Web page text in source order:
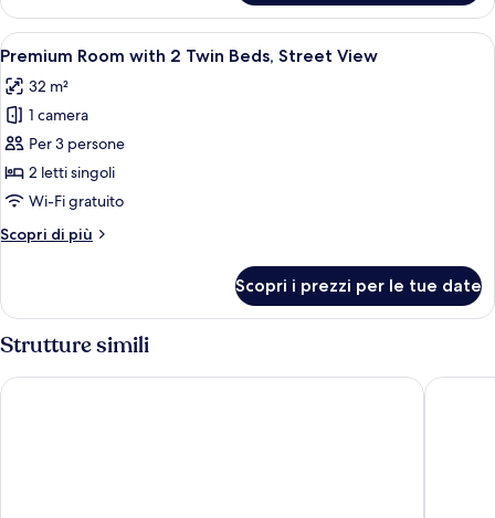
King
Bed
Premium
Neptuno
View
with
Bed
Apri
tutte
le
foto
per
Premium
Room
2
Street
View
Una camera d'albergo con due letti,
12
Premium Room with 2 Twin Beds, Street View
32 m²
1 camera
Per 3 persone
2 letti singoli
Wi-Fi gratuito
Scopri di più
Altri
Room
2
Beds,
Scopri i prezzi per le tue date
Strutture simili
Mandarin Oriental Ritz, Madrid